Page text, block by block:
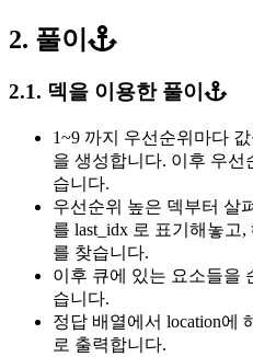
2. 풀이
2.1. 덱을 이용한 풀이
1~9 까지 우선순위마다
을 생성합니다. 이후 우선
습니다.
우선순위 높은 덱부터 살
를 last_idx 로 표기해놓고
를 찾습니다.
이후 큐에 있는 요소들을
습니다.
정답 배열에서 location에
로 출력합니다.